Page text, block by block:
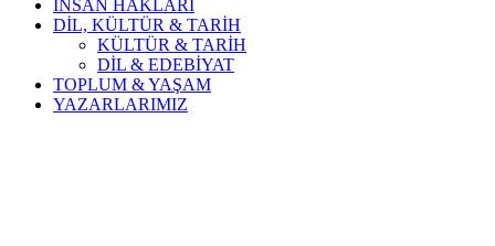
İNSAN HAKLARI
DİL, KÜLTÜR & TARİH
KÜLTÜR & TARİH
DİL & EDEBİYAT
TOPLUM & YAŞAM
YAZARLARIMIZ